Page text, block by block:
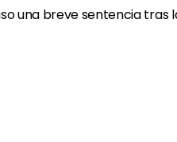
una breve sentencia tras